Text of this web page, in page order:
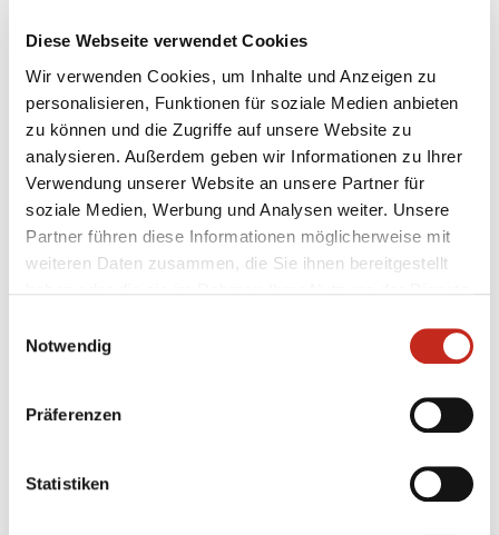
Diese Webseite verwendet Cookies
Wir verwenden Cookies, um Inhalte und Anzeigen zu
personalisieren, Funktionen für soziale Medien anbieten
zu können und die Zugriffe auf unsere Website zu
analysieren. Außerdem geben wir Informationen zu Ihrer
Verwendung unserer Website an unsere Partner für
soziale Medien, Werbung und Analysen weiter. Unsere
Partner führen diese Informationen möglicherweise mit
weiteren Daten zusammen, die Sie ihnen bereitgestellt
Notwendig
Präferenzen
Statistiken
Gründler, General Manager Marketing Toyota
Deutschland. „Wir freuen uns, das Projekt mit unseren
Partnern weiter voranzutreiben.“ Denn
Nachwuchsförderung ist für Toyota nicht nur von
hoher sportlicher, sondern vor allem gesellschaftlicher
Bedeutung.
Weitere Informationen unter
www.handball-in-
schulen.de